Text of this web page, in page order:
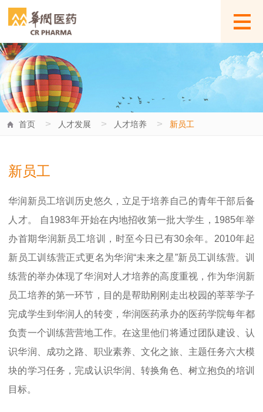
首页 > 人才发展 > 人才培养 > 新员工
新员工
华润新员工培训历史悠久，立足于培养自己的青年干部后备
人才。 自1983年开始在内地招收第一批大学生，1985年举
办首期华润新员工培训，时至今日已有30余年。2010年起
新员工训练营正式更名为华润“未来之星”新员工训练营。训
练营的举办体现了华润对人才培养的高度重视，作为华润新
员工培养的第一环节，目的是帮助刚刚走出校园的莘莘学子
完成学生到华润人的转变，华润医药承办的医药学院每年都
负责一个训练营营地工作。在这里他们将通过团队建设、认
识华润、成功之路、职业素养、文化之旅、主题任务六大模
块的学习任务，完成认识华润、转换角色、树立抱负的培训
目标。